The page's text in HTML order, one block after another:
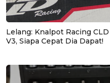
Lelang: Knalpot Racing
V3, Siapa Cepat Dia Dapat!